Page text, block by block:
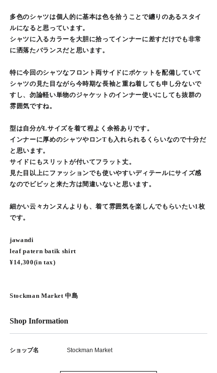
多色のシャツは個人的に基本は色を拾うことで纏りのあるスタイ
ルになると思っています。
シャツに入るカラーを大胆に拾ってインナーに差すだけでも非常
に洒落たバランスだと思います。
特に今回のシャツなフロント両サイドにポケットを配備していて
シャツの見た目ながら今時期な長袖と重ね着しても申し分ないで
すし、勿論軽い単物のジャケットのインナー使いにしても抜群の
雰囲気ですね。
型は自分がLサイズを着て程よく余裕ありです。
インナーに厚めのシャツやロンTも入れられるくらいなので十分だ
と思います。
サイドにもスリットが付いてフラット丈。
見た目以上にファッションでも使いやすいディテールにサイズ感
なのでビビッと来た方は間違いないと思います。
細かい云々カンヌんよりも、着て雰囲気を楽しんでもらいたい1枚
です。
jawandi
leaf patern batik shirt
¥14,300(in tax)
Stockman Market 中島
Shop Information
ショップ名 Stockman Market